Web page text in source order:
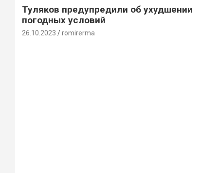
Туляков предупредили об ухудшении
погодных условий
26.10.2023 romirerma